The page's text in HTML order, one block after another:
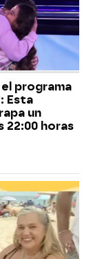
programa
Esta
un
22:00 horas